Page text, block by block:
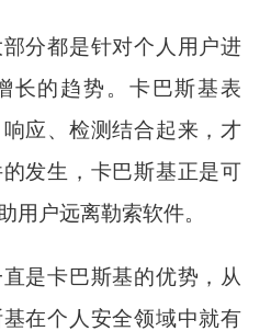
分都是针对个人用户进
长的趋势。卡巴斯基表
应、检测结合起来，才
发生，卡巴斯基正是可
用户远离勒索软件。
是卡巴斯基的优势，从
在个人安全领域中就有